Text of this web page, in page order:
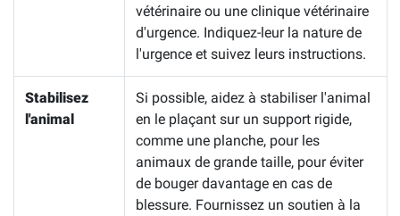
vétérinaire ou une clinique vétérinaire
d'urgence. Indiquez-leur la nature de
l'urgence et suivez leurs instructions.
Stabilisez
l'animal
Si possible, aidez à stabiliser l'animal
en le plaçant sur un support rigide,
comme une planche, pour les
animaux de grande taille, pour éviter
de bouger davantage en cas de
blessure. Fournissez un soutien à la